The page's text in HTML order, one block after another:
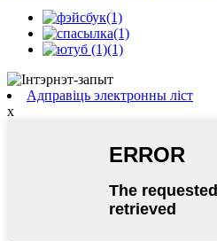
Адправіць электронны ліст
x